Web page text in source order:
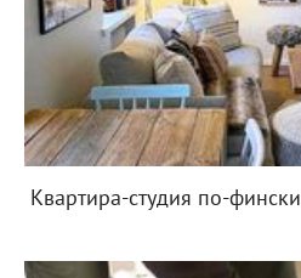
Квартира-студия по-фински